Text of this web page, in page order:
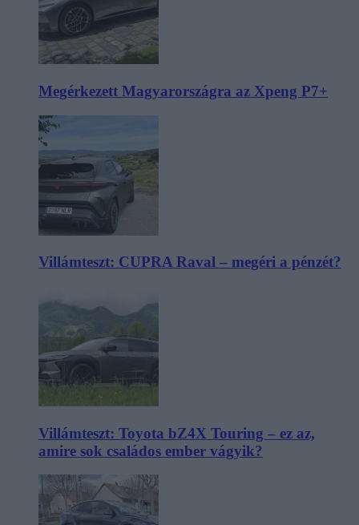
Megérkezett Magyarországra az Xpeng P7+
Villámteszt: CUPRA Raval – megéri a pénzét?
Villámteszt: Toyota bZ4X Touring – ez az,
amire sok családos ember vágyik?